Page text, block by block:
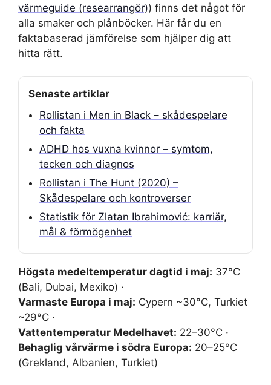
värmeguide (researrangör)) finns det något för
alla smaker och plånböcker. Här får du en
faktabaserad jämförelse som hjälper dig att
hitta rätt.
Senaste artiklar
Rollistan i Men in Black – skådespelare
och fakta
ADHD hos vuxna kvinnor – symtom,
tecken och diagnos
Rollistan i The Hunt (2020) –
Skådespelare och kontroverser
Statistik för Zlatan Ibrahimović: karriär,
mål & förmögenhet
Högsta medeltemperatur dagtid i maj: 37°C
(Bali, Dubai, Mexiko) ·
Varmaste Europa i maj: Cypern ~30°C, Turkiet
~29°C ·
Vattentemperatur Medelhavet: 22–30°C ·
Behaglig vårvärme i södra Europa: 20–25°C
(Grekland, Albanien, Turkiet)